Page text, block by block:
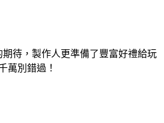
待，製作人更準備了豐富好禮給玩
萬別錯過！